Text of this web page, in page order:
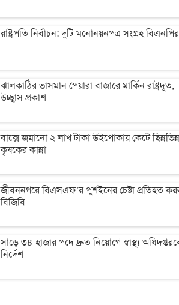
রাষ্ট্রপতি নির্বাচন: দুটি মনোনয়নপত্র সংগ্রহ বিএনপির
ঝালকাঠির ভাসমান পেয়ারা বাজারে মার্কিন রাষ্ট্রদূত,
উচ্ছ্বাস প্রকাশ
বাক্সে জমানো ২ লাখ টাকা উইপোকায় কেটে
কৃষকের কান্না
জীবননগরে বিএসএফ’র পুশইনের চেষ্টা প্রতিহত
বিজিবি
সাড়ে ৩৪ হাজার পদে দ্রুত নিয়োগে স্বাস্থ্য
নির্দেশ